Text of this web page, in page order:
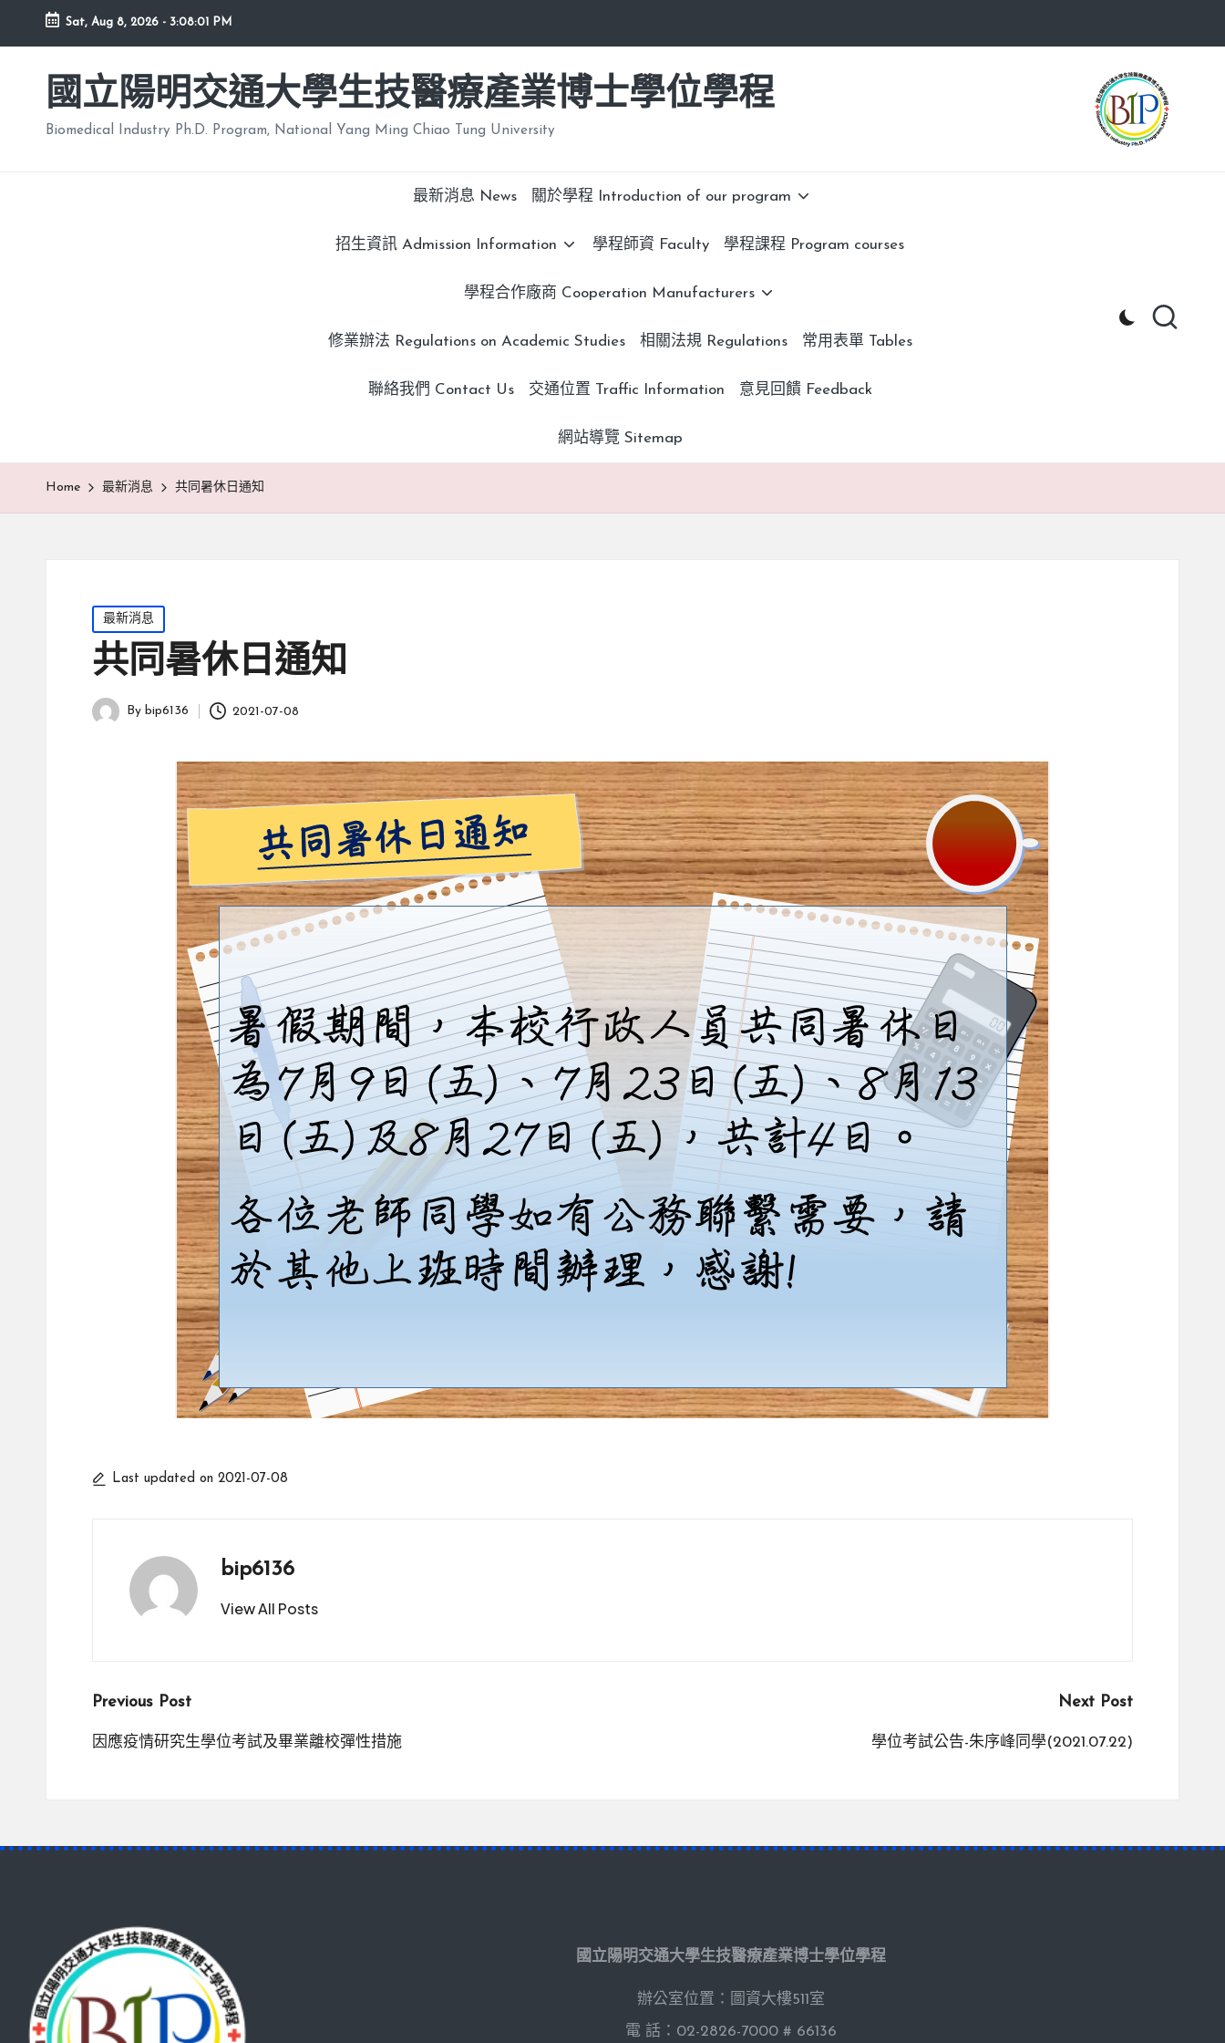
Sat, Aug 8, 2026 - 3:08:02 PM
國立陽明交通大學生技醫療產業博士學位學程
Biomedical Industry Ph.D. Program, National Yang Ming Chiao Tung University
最新消息 News 關於學程 Introduction of our program
招生資訊 Admission Information 學程師資 Faculty 學程課程 Program courses
學程合作廠商 Cooperation Manufacturers
修業辦法 Regulations on Academic Studies 相關法規 Regulations 常用表單 Tables
聯絡我們 Contact Us 交通位置 Traffic Information 意見回饋 Feedback
網站導覽 Sitemap
Home 最新消息 共同暑休日通知
Posted
in
最新消息
共同暑休日通知
PostedBy bip6136 2021-07-08
Last updated on 2021-07-08
bip6136
View All Posts
Post
navigation
Previous Post
因應疫情研究生學位考試及畢業離校彈性措施
Next Post
學位考試公告-朱序峰同學(2021.07.22)
國立陽明交通大學生技醫療產業博士學位學程
辦公室位置：圖資大樓511室
電 話：02-2826-7000 # 66136